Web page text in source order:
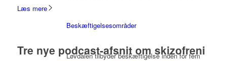
Beskæftigelsesområder
Løvdalen tilbyder beskæftigelse inden for fem
Læs mere
Tre nye podcast-afsnit om skizofreni